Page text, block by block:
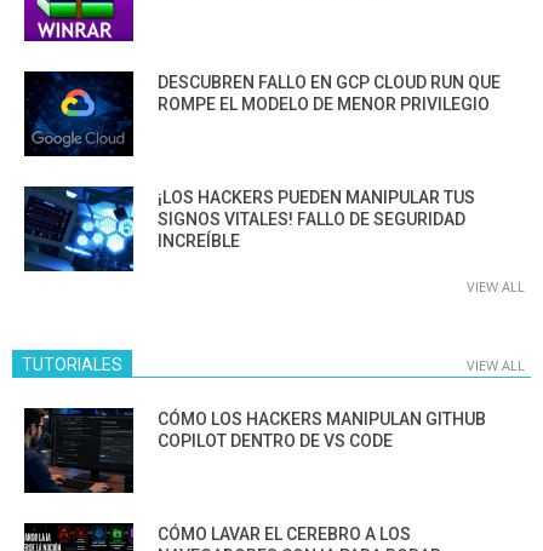
DESCUBREN FALLO EN GCP CLOUD RUN QUE
ROMPE EL MODELO DE MENOR PRIVILEGIO
¡LOS HACKERS PUEDEN MANIPULAR TUS
SIGNOS VITALES! FALLO DE SEGURIDAD
INCREÍBLE
VIEW ALL
TUTORIALES VIEW ALL
CÓMO LOS HACKERS MANIPULAN GITHUB
COPILOT DENTRO DE VS CODE
CÓMO LAVAR EL CEREBRO A LOS